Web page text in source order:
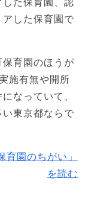
した保育園で
育園のほうが
施有無や開所
なっていて、
東京都ならで
育園のちがい」
を読む